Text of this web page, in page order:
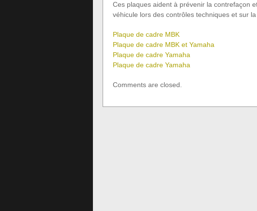
Ces plaques aident à prévenir la contrefaçon
véhicule lors des contrôles techniques et sur la
Plaque de cadre MBK
Plaque de cadre MBK et Yamaha
Plaque de cadre Yamaha
Plaque de cadre Yamaha
Comments are closed.